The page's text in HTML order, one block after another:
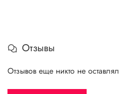
Отзывы
Отзывов еще никто не оставлял